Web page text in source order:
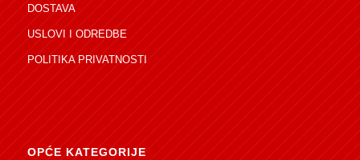
DOSTAVA
USLOVI I ODREDBE
POLITIKA PRIVATNOSTI
OPĆE KATEGORIJE